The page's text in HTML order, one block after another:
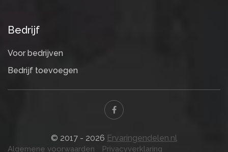
Bedrijf
Voor bedrijven
Bedrijf toevoegen
© 2017 - 2026 Ervaringendelen.nl
Algemene voorwaarden Privacyverklaring